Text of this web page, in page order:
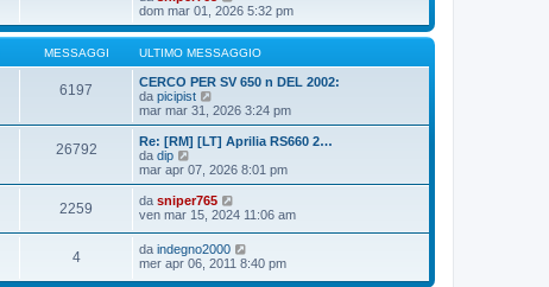
i
o
s
a
g
g
i
o
o
m
s
a
g
i
o
e
d
i
u
l
t
m
o
m
e
s
g
g
i
o
dom mar 01, 2026 5:32 pm
MESSAGGI ULTIMO MESSAGGIO
6197
CERCO PER SV 650 n DEL 2002:
da picipist
e
d
i
u
l
i
m
o
m
e
s
s
mar mar 31, 2026 3:24 pm
26792
Re: [RM] [LT] Aprilia RS660 2…
da dip
e
d
i
u
t
i
m
o
mar apr 07, 2026 8:01 pm
2259 da sniper765
e
i
u
l
t
ven mar 15, 2024 11:06 am
4 da indegno2000
e
mer apr 06, 2011 8:40 pm